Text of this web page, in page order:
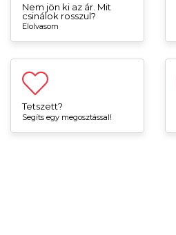
Nem jön ki az ár. Mit
csinálok rosszul?
Elolvasom
Tetszett?
Segíts egy megosztással!